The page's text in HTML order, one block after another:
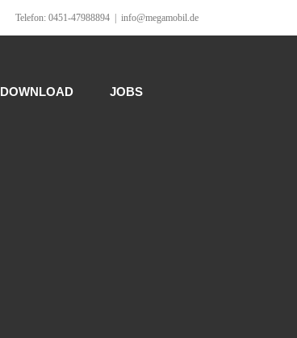
Telefon: 0451-47988894 info@megamobil.de
DOWNLOAD JOBS